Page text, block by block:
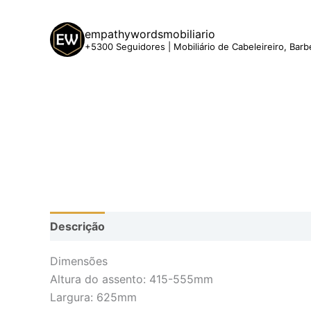
empathywordsmobiliario
+5300 Seguidores | Mobiliário de Cabeleireiro,
Descrição
Dimensões
Altura do assento: 415-555mm
Largura: 625mm